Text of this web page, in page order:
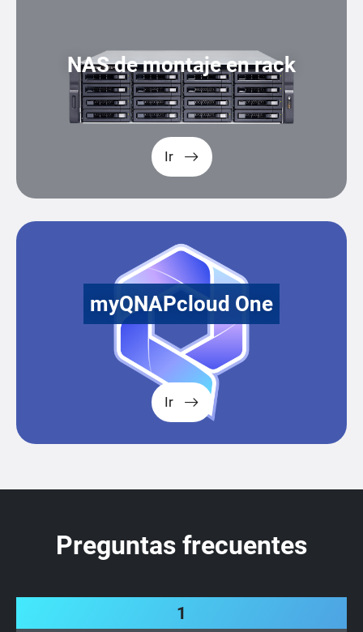
NAS de montaje en rack
Ir
myQNAPcloud One
Ir
Preguntas frecuentes
1